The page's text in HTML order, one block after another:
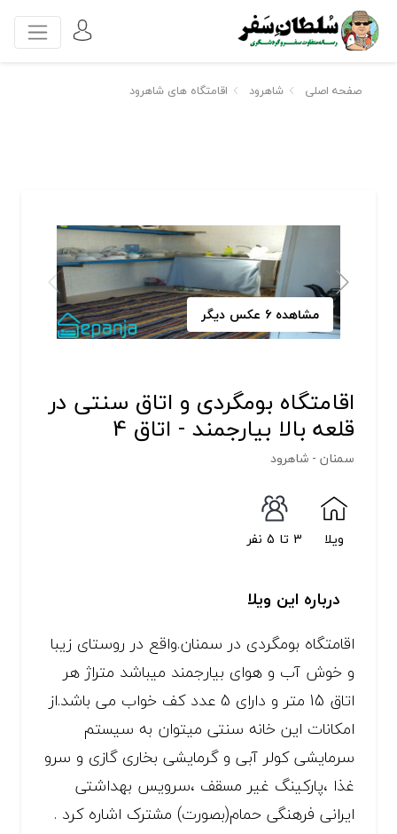
صفحه اصلی شاهرود اقامتگاه های شاهرود
مشاهده 6 عکس دیگر
اقامتگاه بومگردی و اتاق سنتی در
قلعه بالا بیارجمند - اتاق 4
سمنان - شاهرود
ویلا 3 تا 5 نفر
درباره این ویلا
اقامتگاه بومگردی در سمنان.واقع در روستای زیبا
و خوش آب و هوای بیارجمند میباشد متراژ هر
اتاق 15 متر و دارای 5 عدد کف خواب می باشد.از
امکانات این خانه سنتی میتوان به سیستم
سرمایشی کولر آبی و گرمایشی بخاری گازی و سرو
غذا ،پارکینگ غیر مسقف ،سرویس بهداشتی
ایرانی فرهنگی حمام(بصورت) مشترک اشاره کرد .